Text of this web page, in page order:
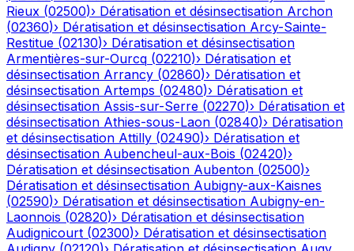
Rieux (02500)› Dératisation et désinsectisation Archon
(02360)› Dératisation et désinsectisation Arcy-Sainte-
Restitue (02130)› Dératisation et désinsectisation
Armentières-sur-Ourcq (02210)› Dératisation et
désinsectisation Arrancy (02860)› Dératisation et
désinsectisation Artemps (02480)› Dératisation et
désinsectisation Assis-sur-Serre (02270)› Dératisation et
désinsectisation Athies-sous-Laon (02840)› Dératisation
et désinsectisation Attilly (02490)› Dératisation et
désinsectisation Aubencheul-aux-Bois (02420)›
Dératisation et désinsectisation Aubenton (02500)›
Dératisation et désinsectisation Aubigny-aux-Kaisnes
(02590)› Dératisation et désinsectisation Aubigny-en-
Laonnois (02820)› Dératisation et désinsectisation
Audignicourt (02300)› Dératisation et désinsectisation